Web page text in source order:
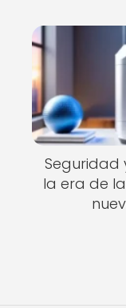
Seguridad
la era de